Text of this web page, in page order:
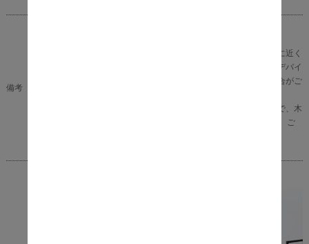
備考
※商品の色味に関してましては、できる限り実物に近く
なる様に努めておりますが、ご利用のモニターやデバイ
スの発色によりまして、実物と異なって見える場合がご
※こちらの商品は、天然木を使用しておりますので、木
目やフシや風合いは1点1点個体差が生じますこと、ご